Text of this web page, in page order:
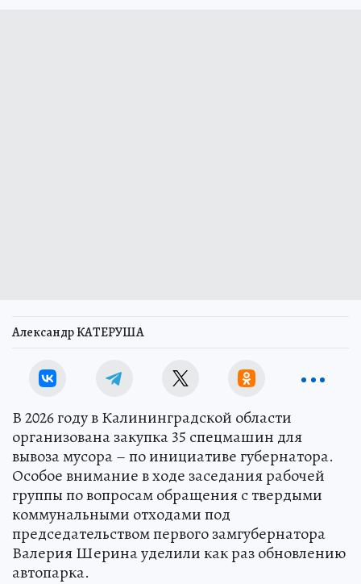
Александр КАТЕРУША
В 2026 году в Калининградской области
организована закупка 35 спецмашин для
вывоза мусора – по инициативе губернатора.
Особое внимание в ходе заседания рабочей
группы по вопросам обращения с твердыми
коммунальными отходами под
председательством первого замгубернатора
Валерия Шерина уделили как раз обновлению
автопарка.